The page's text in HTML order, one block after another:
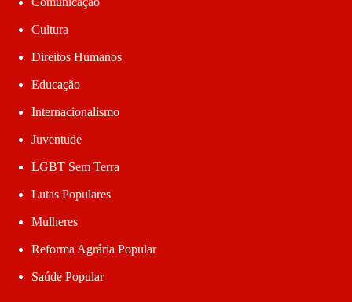
Cultura
Direitos Humanos
Educação
Internacionalismo
Juventude
LGBT Sem Terra
Lutas Populares
Mulheres
Reforma Agrária Popular
Saúde Popular